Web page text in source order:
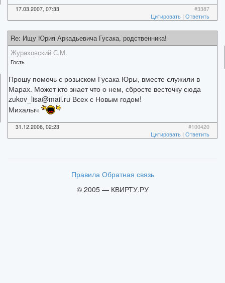
17.03.2007, 07:33
#3387
Цитировать | Ответить
Re: Ищу Юрия Аркадьевича Гусака, родственника!
Жураховский С.М.
Гость
Прошу помочь с розыском Гусака Юры, вместе служили в
Марах. Может кто знает что о нем, сбросте весточку сюда
zukov_lisa@mail.ru Всех с Новым годом!
Михалыч
31.12.2006, 02:23
#100420
Цитировать | Ответить
Правила Обратная связь
© 2005 — КВИРТУ.РУ